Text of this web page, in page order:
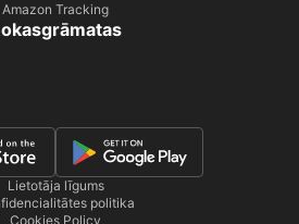
Amazon Tracking
Lietotāja līgums
politika
Cookies Policy